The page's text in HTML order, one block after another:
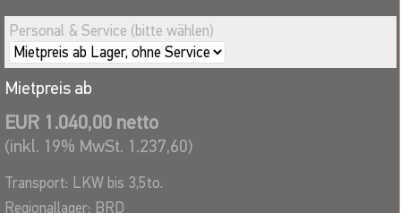
Personal & Service (bitte wählen)
Mietpreis ab
EUR 1.040,00 netto
(inkl. 19% MwSt. 1.237,60)
Transport: LKW bis 3,5to.
Regionallager: BRD